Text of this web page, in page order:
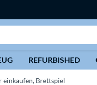
REFURBISHED
einkaufen, Brettspiel